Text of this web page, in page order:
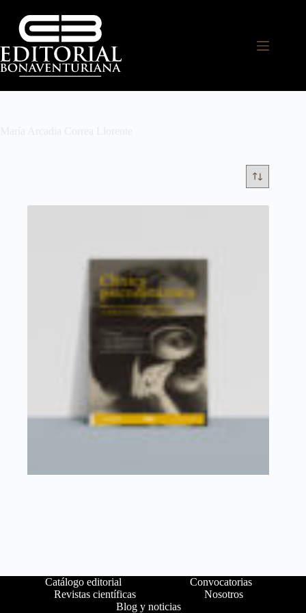
María Arcadia Correa Llorente
Catálogo editorial
Convocatorias
Revistas científicas
Nosotros
Blog y noticias